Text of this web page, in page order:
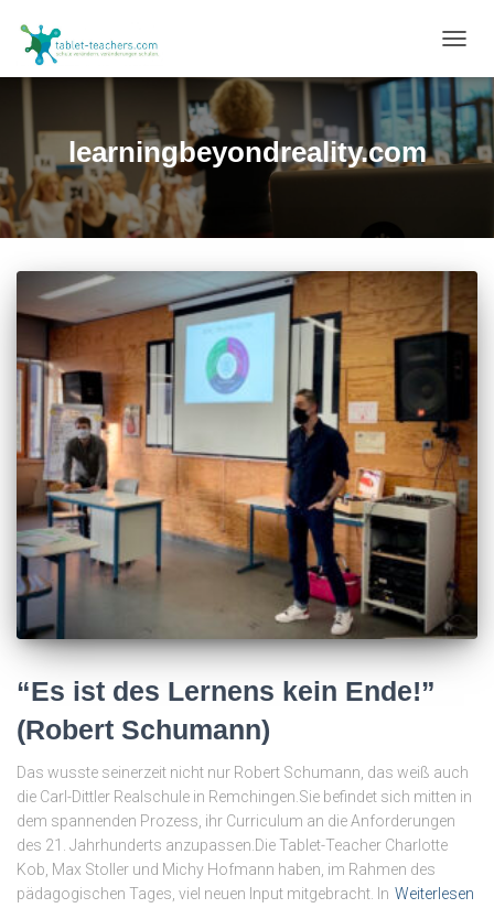
learningbeyondreality.com
“Es ist des Lernens kein Ende!”
(Robert Schumann)
Das wusste seinerzeit nicht nur Robert Schumann, das weiß auch
die Carl-Dittler Realschule in Remchingen.Sie befindet sich mitten in
dem spannenden Prozess, ihr Curriculum an die Anforderungen
des 21. Jahrhunderts anzupassen.Die Tablet-Teacher Charlotte
Kob, Max Stoller und Michy Hofmann haben, im Rahmen des
pädagogischen Tages, viel neuen Input mitgebracht. In Weiterlesen